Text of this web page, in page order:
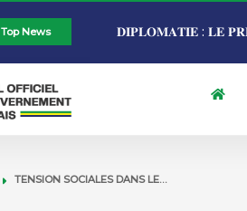
Top News VIE CHÈRE : LA
RAPPROCHE LES
ÉDUCATION
TENSION SOCIALES DANS LE…